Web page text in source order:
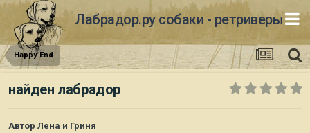
Лабрадор.ру собаки - ретриверы
Happy End
найден лабрадор
Автор Лена и Гриня